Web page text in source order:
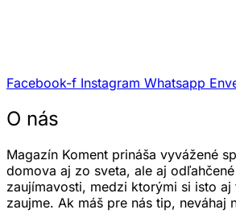
Facebook-f Instagram Whatsapp
O nás
Magazín Koment prináša vyvážené
domova aj zo sveta, ale aj
zaujímavosti, medzi ktorými si isto
zaujme. Ak máš pre nás tip, neváhaj